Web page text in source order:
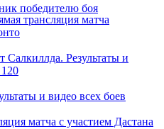
победителю боя
трансляция матча
Результаты и
и видео всех боев
матча с участием Дастана